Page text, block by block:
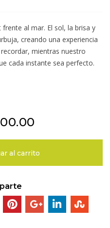
al mar. El sol, la brisa y
creando una experiencia
mientras nuestro
cada instante sea perfecto.
al carrito